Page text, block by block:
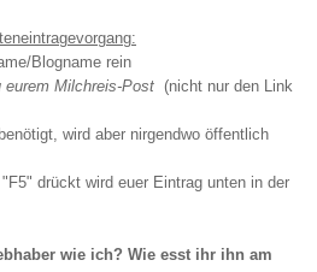
Blogname rein
eurem Milchreis-Post (nicht nur den Link
wird aber nirgendwo öffentlich
drückt wird euer Eintrag unten in der
wie ich? Wie esst ihr ihn am